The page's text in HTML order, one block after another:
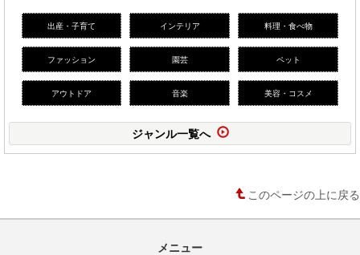
出産・子育て インテリア 料理・食べ物
ファッション 園芸 ペット
アウトドア 音楽 美容・コスメ
ジャンル一覧へ
このページの上に戻る
メニュー